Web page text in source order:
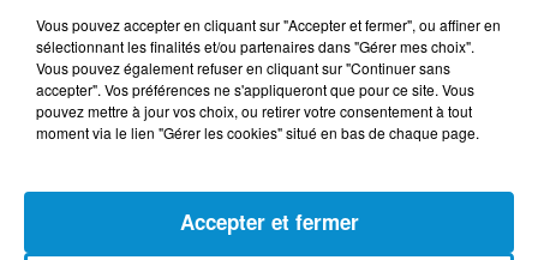
23 juillet 2026
Les Zinformés - 23/07/26
Vous pouvez accepter en cliquant sur "Accepter et fermer", ou affiner en
sélectionnant les finalités et/ou partenaires dans "Gérer mes choix".
Vous pouvez également refuser en cliquant sur "Continuer sans
accepter". Vos préférences ne s'appliqueront que pour ce site. Vous
pouvez mettre à jour vos choix, ou retirer votre consentement à tout
moment via le lien "Gérer les cookies" situé en bas de chaque page.
Accepter et fermer